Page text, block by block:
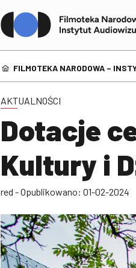
FILMOTEKA NARODOWA –
AKTUALNOŚCI
Dotacje
Kultury i
red - Opublikowano: 01-02-2024